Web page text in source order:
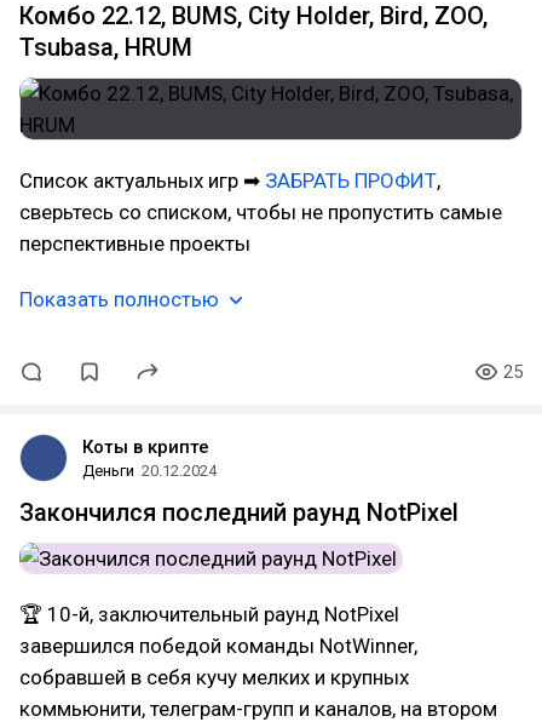
Комбо 22.12, BUMS, City Holder, Bird, ZOO,
Tsubasa, HRUM
Cписок актуальных игр ➡ ЗАБРАТЬ ПРОФИТ,
сверьтесь со списком, чтобы не пропустить самые
перспективные проекты
Показать полностью
25
Коты в крипте
Деньги 20.12.2024
Закончился последний раунд NotPixel
🏆 10-й, заключительный раунд NotPixel
завершился победой команды NotWinner,
собравшей в себя кучу мелких и крупных
коммьюнити, телеграм-групп и каналов, на втором